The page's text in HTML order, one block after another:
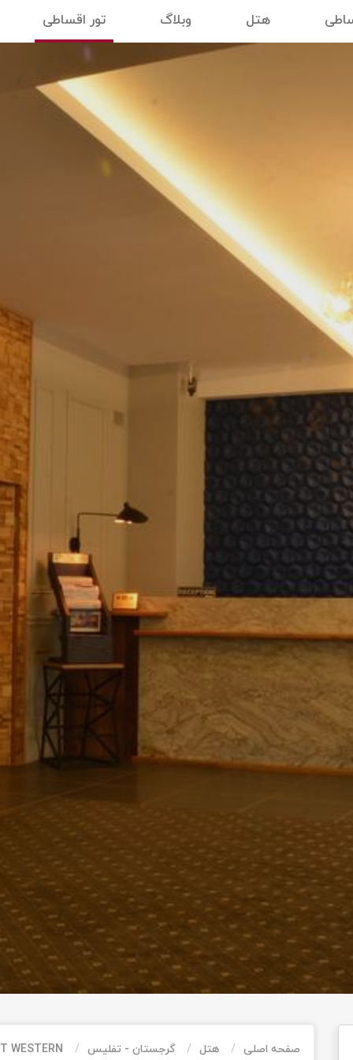
هتل وبلاگ تور اقساطی
صفحه اصلی هتل گرجستان - تفلیس WESTERN